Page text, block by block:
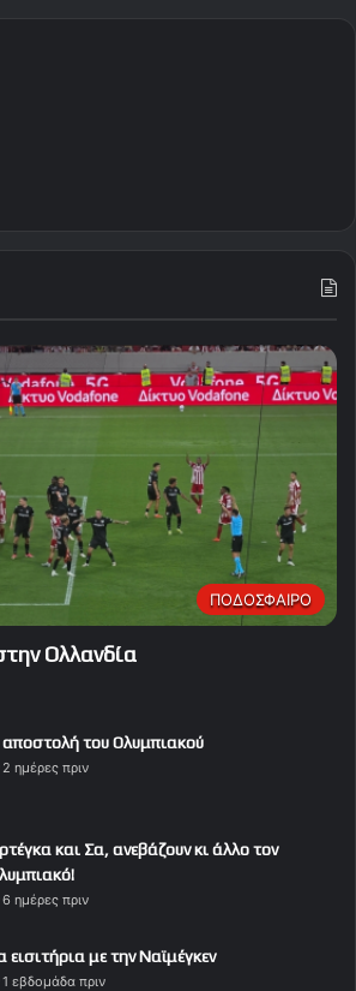
ΠΟΔΟΣΦΑΙΡΟ
Ολλανδία
του Ολυμπιακού
2 ημέρες πριν
και Σα, ανεβάζουν κι άλλο τον
6 ημέρες πριν
εισιτήρια με την Ναϊμέγκεν
1 εβδομάδα πριν